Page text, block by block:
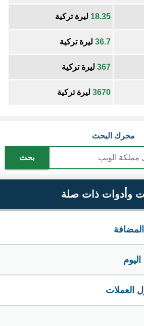
18.35 ليرة تركية
36.7 ليرة تركية
367 ليرة تركية
3670 ليرة تركية
محرك البحث
بحث
وأدوات ذات صلة
العملات